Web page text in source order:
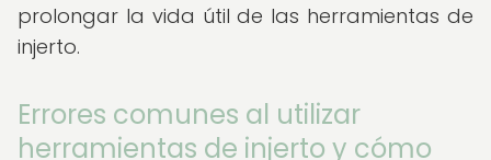
prolongar la vida útil de las herramientas de
injerto.
Errores comunes al utilizar
herramientas de injerto y cómo